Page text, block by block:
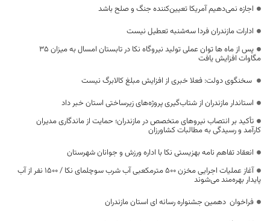
اجازه نمی‌دهیم آمریکا تعیین‌کننده جنگ و صلح باشد
ادارات مازندران فردا سه‌شنبه تعطیل نیست
پس از ماه ها توان عملی تولید نیروگاه نکا در تابستان امسال به میزان ۳۵
مگاوات افزایش یافت
سخنگوی دولت: فعلا خبری از افزایش مبلغ کالابرگ نیست
استاندار مازندران از شتاب‌گیری پروژه‌های زیرساختی استان خبر داد
تأکید بر انتصاب نیروهای متخصص در مازندران؛ حمایت از ماندگاری مدیران
کارآمد و رسیدگی به مطالبات کشاورزان
انعقاد تفاهم نامه بهزیستی نکا با اداره ورزش و جوانان شهرستان
آغاز عملیات اجرایی مخزن ۵۰۰ مترمکعبی آب شرب سوچلمای نکا / ۱۵۰۰ نفر از آب
پایدار بهره‌مند می‌شوند
فراخوان دهمین جشنواره رسانه ای استان مازندران